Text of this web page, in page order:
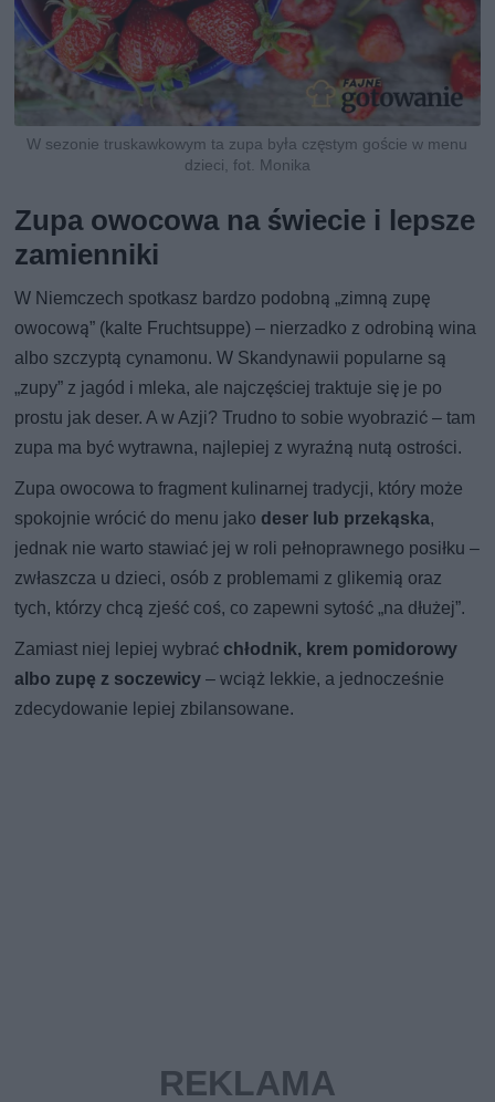
W sezonie truskawkowym ta zupa była częstym goście w menu
dzieci, fot. Monika
Zupa owocowa na świecie i lepsze
zamienniki
W Niemczech spotkasz bardzo podobną „zimną zupę
owocową” (kalte Fruchtsuppe) – nierzadko z odrobiną wina
albo szczyptą cynamonu. W Skandynawii popularne są
„zupy” z jagód i mleka, ale najczęściej traktuje się je po
prostu jak deser. A w Azji? Trudno to sobie wyobrazić – tam
zupa ma być wytrawna, najlepiej z wyraźną nutą ostrości.
Zupa owocowa to fragment kulinarnej tradycji, który może
spokojnie wrócić do menu jako deser lub przekąska,
jednak nie warto stawiać jej w roli pełnoprawnego posiłku –
zwłaszcza u dzieci, osób z problemami z glikemią oraz
tych, którzy chcą zjeść coś, co zapewni sytość „na dłużej”.
Zamiast niej lepiej wybrać chłodnik, krem pomidorowy
albo zupę z soczewicy – wciąż lekkie, a jednocześnie
zdecydowanie lepiej zbilansowane.